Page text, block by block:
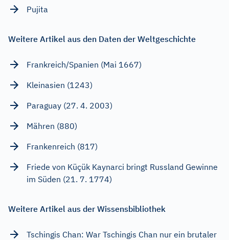
Pujita
Weitere Artikel aus den Daten der Weltgeschichte
Frankreich/Spanien (Mai 1667)
Kleinasien (1243)
Paraguay (27. 4. 2003)
Mähren (880)
Frankenreich (817)
Friede von Küçük Kaynarci bringt Russland Gewinne
im Süden (21. 7. 1774)
Weitere Artikel aus der Wissensbibliothek
Tschingis Chan: War Tschingis Chan nur ein brutaler